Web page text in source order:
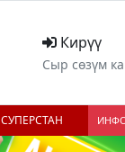
Кирүү
Сыр сөзүм
СУПЕРСТАН